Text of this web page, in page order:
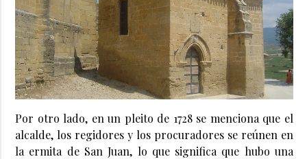
Por otro lado, en un pleito de 1728 se menciona que el
alcalde, los regidores y los procuradores se reúnen en
la ermita de San Juan, lo que significa que hubo una